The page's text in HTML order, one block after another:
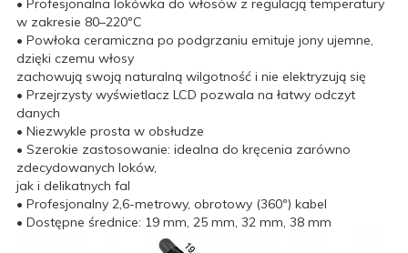
• Profesjonalna lokówka do włosów z regulacją temperatury
w zakresie 80–220ºC
• Powłoka ceramiczna po podgrzaniu emituje jony ujemne,
dzięki czemu włosy
zachowują swoją naturalną wilgotność i nie elektryzują się
• Przejrzysty wyświetlacz LCD pozwala na łatwy odczyt
danych
• Niezwykle prosta w obsłudze
• Szerokie zastosowanie: idealna do kręcenia zarówno
zdecydowanych loków,
jak i delikatnych fal
• Profesjonalny 2,6-metrowy, obrotowy (360º) kabel
• Dostępne średnice: 19 mm, 25 mm, 32 mm, 38 mm